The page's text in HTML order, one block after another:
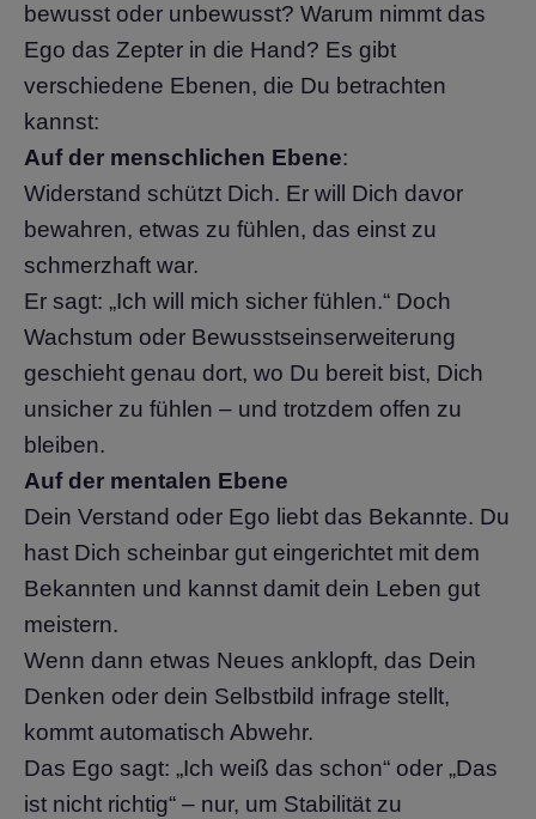
bewusst oder unbewusst? Warum nimmt das
Ego das Zepter in die Hand? Es gibt
verschiedene Ebenen, die Du betrachten
kannst:
Auf der menschlichen Ebene:
Widerstand schützt Dich. Er will Dich davor
bewahren, etwas zu fühlen, das einst zu
schmerzhaft war.
Er sagt: „Ich will mich sicher fühlen.“ Doch
Wachstum oder Bewusstseinserweiterung
geschieht genau dort, wo Du bereit bist, Dich
unsicher zu fühlen – und trotzdem offen zu
bleiben.
Auf der mentalen Ebene
Dein Verstand oder Ego liebt das Bekannte. Du
hast Dich scheinbar gut eingerichtet mit dem
Bekannten und kannst damit dein Leben gut
meistern.
Wenn dann etwas Neues anklopft, das Dein
Denken oder dein Selbstbild infrage stellt,
kommt automatisch Abwehr.
Das Ego sagt: „Ich weiß das schon“ oder „Das
ist nicht richtig“ – nur, um Stabilität zu